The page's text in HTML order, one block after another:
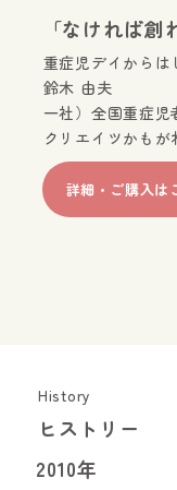
「なければ創
重症児デイからは
鈴木 由夫
一社）全国重症
クリエイツかもが
詳細・ご購入は
History
ヒストリー
2010年